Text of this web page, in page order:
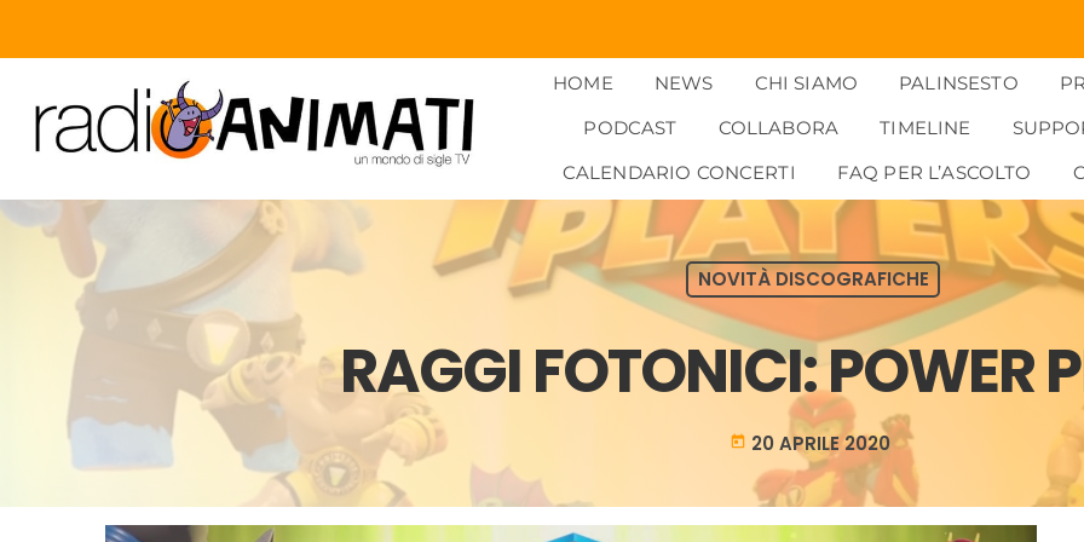
HOME NEWS CHI SIAMO PALINSESTO
PODCAST
COLLABORA TIMELINE
CALENDARIO CONCERTI
FAQ PER L’ASCOLTO
NOVITÀ DISCOGRAFICHE
RAGGI FOTONICI: POWER
today 20 APRILE 2020